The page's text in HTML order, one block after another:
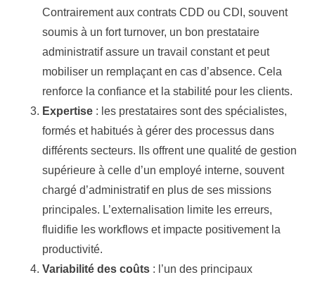
Contrairement aux contrats CDD ou CDI, souvent
soumis à un fort turnover, un bon prestataire
administratif assure un travail constant et peut
mobiliser un remplaçant en cas d’absence. Cela
renforce la confiance et la stabilité pour les clients.
Expertise : les prestataires sont des spécialistes,
formés et habitués à gérer des processus dans
différents secteurs. Ils offrent une qualité de gestion
supérieure à celle d’un employé interne, souvent
chargé d’administratif en plus de ses missions
principales. L’externalisation limite les erreurs,
fluidifie les workflows et impacte positivement la
productivité.
Variabilité des coûts : l’un des principaux